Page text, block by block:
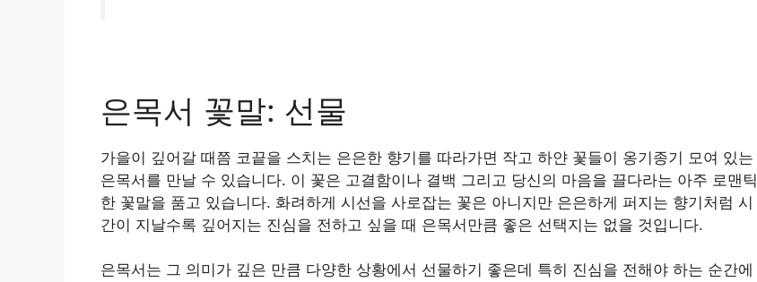
은목서 꽃말: 선물
가을이 깊어갈 때쯤 코끝을 스치는 은은한 향기를 따라가면 작고 하얀 꽃들이 옹기종기 모여 있는
은목서를 만날 수 있습니다. 이 꽃은 고결함이나 결백 그리고 당신의 마음을 끌다라는 아주 로맨틱
한 꽃말을 품고 있습니다. 화려하게 시선을 사로잡는 꽃은 아니지만 은은하게 퍼지는 향기처럼 시
간이 지날수록 깊어지는 진심을 전하고 싶을 때 은목서만큼 좋은 선택지는 없을 것입니다.
은목서는 그 의미가 깊은 만큼 다양한 상황에서 선물하기 좋은데 특히 진심을 전해야 하는 순간에